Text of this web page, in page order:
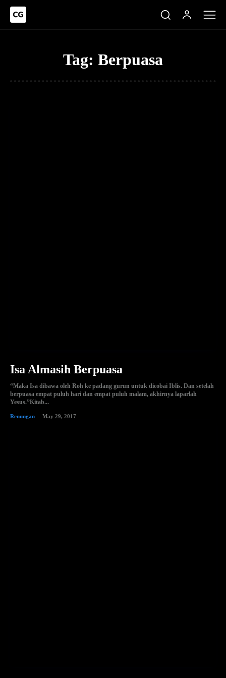
Tag: Berpuasa
Isa Almasih Berpuasa
“Maka Isa dibawa oleh Roh ke padang gurun untuk dicobai Iblis. Dan setelah
berpuasa empat puluh hari dan empat puluh malam, akhirnya laparlah
Yesus.”‭‭Kitab...
Renungan May 29, 2017